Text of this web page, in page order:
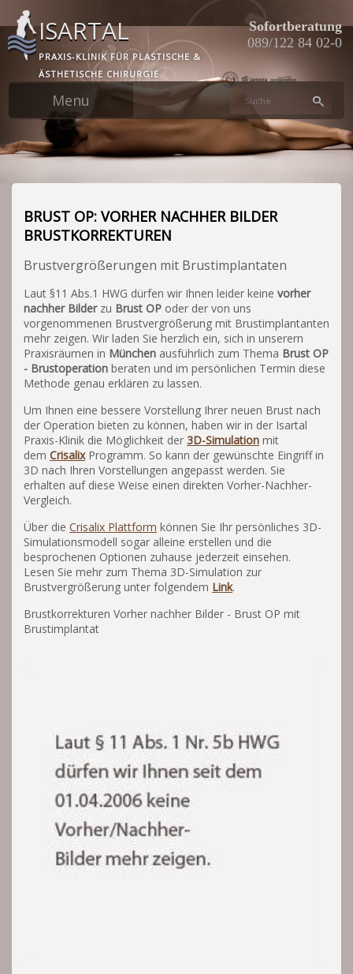
Skip
to
main
content
ISARTAL
PRAXIS-KLINIK FÜR PLASTISCHE &
ÄSTHETISCHE CHIRURGIE
Sofortberatung
089/122 84 02-0
BRUST OP: VORHER NACHHER BILDER
BRUSTKORREKTUREN
Brustvergrößerungen mit Brustimplantaten
Laut §11 Abs.1 HWG dürfen wir Ihnen leider keine vorher
nachher Bilderzu Brust OP oder der von uns
vorgenommenen Brustvergrößerung mit Brustimplantanten
mehr zeigen. Wir laden Sie herzlich ein, sich in unserern
Praxisräumen in München ausführlich zum Thema Brust OP
- Brustoperation beraten und im persönlichen Termin diese
Methode genau erklären zu lassen.
Um Ihnen eine bessere Vorstellung Ihrer neuen Brust nach
der Operation bieten zu können, haben wir in der Isartal
Praxis-Klinik die Möglichkeit der 3D-Simulation mit
dem CrisalixProgramm. So kann der gewünschte Eingriff in
3D nach Ihren Vorstellungen angepasst werden. Sie
erhalten auf diese Weise einen direkten Vorher-Nachher-
Vergleich.
Über die Crisalix Plattform können Sie Ihr persönliches 3D-
Simulationsmodell sogar alleine erstellen und die
besprochenen Optionen zuhause jederzeit einsehen.
Lesen Sie mehr zum Thema 3D-Simulation zur
Brustvergrößerung unter folgendem Link.
Brustkorrekturen Vorher nachher Bilder - Brust OP mit
Brustimplantat